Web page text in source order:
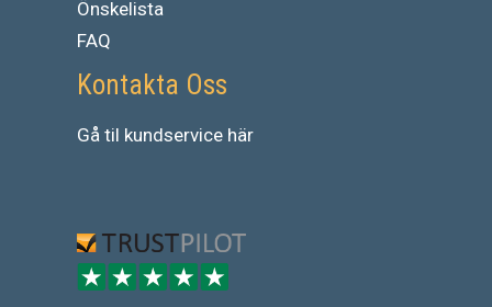
Önskelista
FAQ
Kontakta Oss
Gå til kundservice här